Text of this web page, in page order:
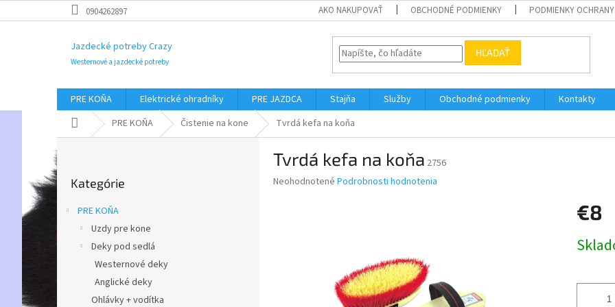
na
0904262897 AKO NAKUPOVAŤ OBCHODNÉ PODMIENKY PODMIENKY OCHRANY
Jazdecké potreby Crazy
Westernové a jazdecké potreby
HĽADAŤ
PRE KOŇA Elektrické ohradníky PRE JAZDCA Stajňa Služby Obchodné podmienky
Kontakty
DomovPRE KOŇA Čistenie na kone Tvrdá kefa na koňa
o
č
n
kategórie
Kategórie
PRE KOŇA
Uzdy pre kone
Deky pod sedlá
Westernové deky
Anglické deky
Ohlávky + vodítka
Tvrdá kefa na koňa 2756
Priemerné
Neohodnotené Podrobnosti hodnotenia
€8
cena: